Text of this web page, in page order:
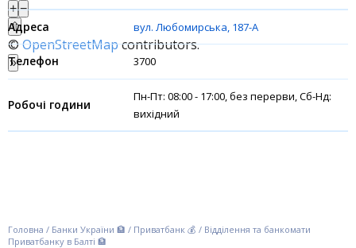
Рахунки для бізнесу
Фінансові результати
+ −
⇧
©OpenStreetMapcontributors.
»
вул. Любомирська, 187-А
3700
Пн-Пт: 08:00 - 17:00, без перерви, Сб-Нд:
вихідний
Головна / Банки України 🏦 / Приватбанк 💰 / Відділення та банкомати
Приватбанку в Балті 🏦